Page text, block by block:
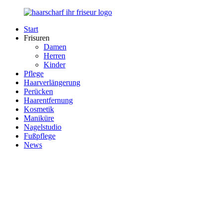
Zurück
Inhalt
Haarscharf
Händen
Start
Frisuren
Damen
Herren
Kinder
Pflege
Haarverlängerung
Perücken
Haarentfernung
Kosmetik
Maniküre
Nagelstudio
Fußpflege
News